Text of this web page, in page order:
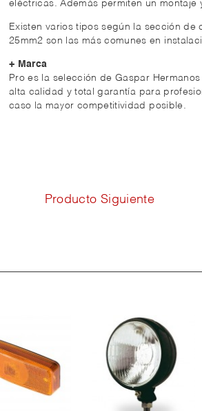
eléctricas. Además permiten un montaje
Existen varios tipos según la sección
25mm2 son las más comunes en
+ Marca
Pro es la selección de Gaspar
alta calidad y total garantía para
caso la mayor competitividad posible.
Producto Siguiente